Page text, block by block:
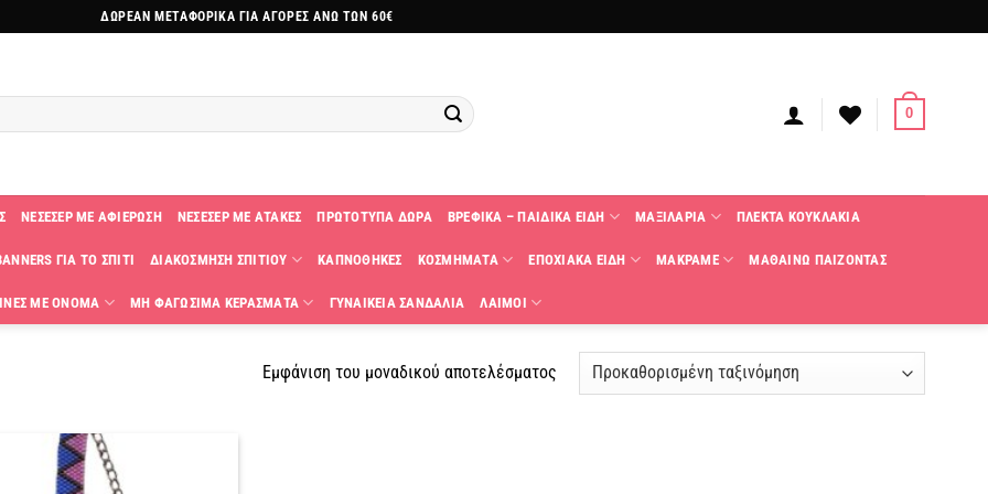
ΔΩΡΕΑΝ ΜΕΤΑΦΟΡΙΚΑ ΓΙΑ ΑΓΟΡΕΣ ΑΝΩ ΤΩΝ 60€
0
ΝΕΣΕΣΕΡ ΜΕ ΑΦΙΕΡΩΣΗ ΝΕΣΕΣΕΡ ΜΕ ΑΤΑΚΕΣ ΠΡΩΤΟΤΥΠΑ ΔΩΡΑ ΒΡΕΦΙΚΑ – ΠΑΙΔΙΚΑ ΕΙΔΗ ΜΑΞΙΛΑΡΙΑ ΠΛΕΚΤΑ KΟΥΚΛΑΚΙΑ
ΓΙΑ ΤΟ ΣΠΙΤΙ ΔΙΑΚΟΣΜΗΣΗ ΣΠΙΤΙΟΥ ΚΑΠΝΟΘΗΚΕΣ ΚΟΣΜΗΜΑΤΑ ΕΠΟΧΙΑΚΑ ΕΙΔΗ ΜΑΚΡΑΜΕ ΜΑΘΑΙΝΩ ΠΑΙΖΟΝΤΑΣ
ΜΕ ΟΝΟΜΑ ΜΗ ΦΑΓΩΣΙΜΑ ΚΕΡΑΣΜΑΤΑ ΓΥΝΑΙΚΕΙΑ ΣΑΝΔΑΛΙΑ ΛΑΙΜΟΙ
Εμφάνιση του μοναδικού αποτελέσματος